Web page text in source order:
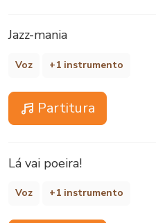
Jazz-mania
Voz +1 instrumento
Partitura
Lá vai poeira!
Voz +1 instrumento